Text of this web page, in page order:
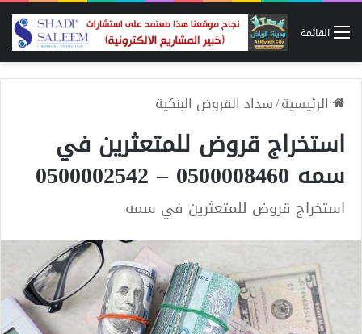
القائمة
الرئيسية/سداد القروض البنكية
استخراج قروض للمتعثرين في
سمه 0500008460 – 0500002542
استخراج قروض للمتعثرين في سمه